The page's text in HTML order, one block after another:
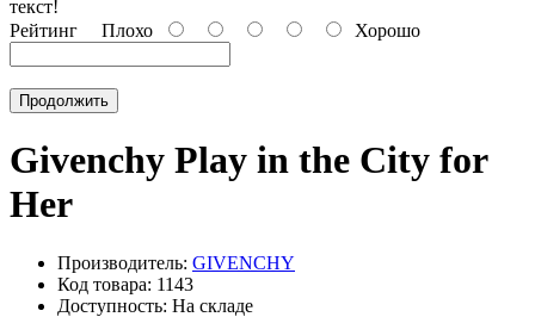
текст!
Рейтинг Плохо Хорошо
Продолжить
Givenchy Play in the City for
Her
Производитель: GIVENCHY
Код товара: 1143
Доступность: На складе